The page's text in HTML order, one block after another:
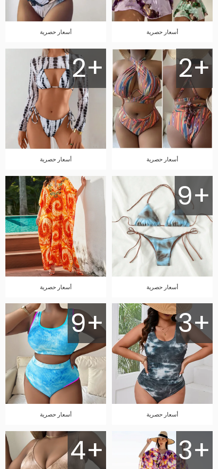
أسعار حصرية أسعار حصرية
2+
أسعار حصرية
2+
أسعار حصرية
9+
أسعار حصرية أسعار حصرية
3+
أسعار حصرية
9+
أسعار حصرية
3+
4+